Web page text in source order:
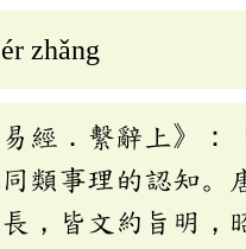
zhǎng
經．繫辭上》：
類事理的認知。
，皆文約旨明，